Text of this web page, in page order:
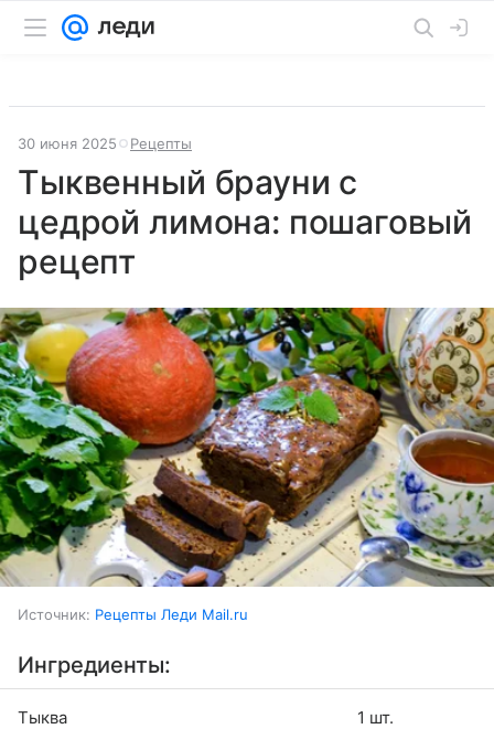
30 июня 2025 Рецепты
Тыквенный брауни с
цедрой лимона: пошаговый
рецепт
Источник: Рецепты Леди Mail.ru
Ингредиенты:
Тыква 1 шт.